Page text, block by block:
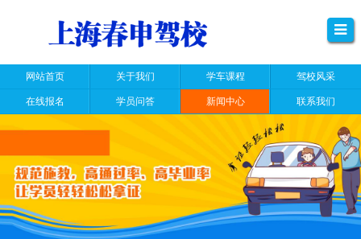
网站首页 关于我们 学车课程 驾校风采
在线报名 学员问答 新闻中心 联系我们